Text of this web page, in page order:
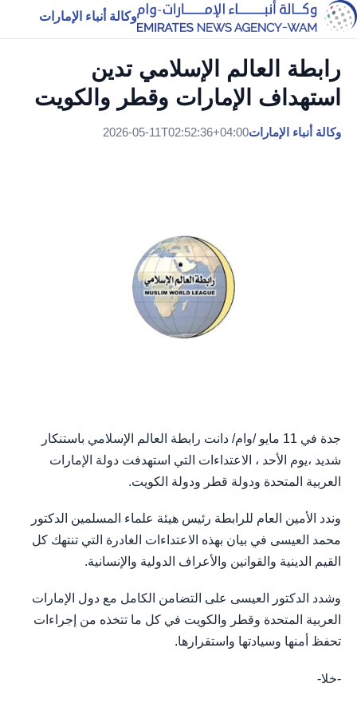
وكالة أنباء الإمارات
رابطة العالم الإسلامي تدين
استهداف الإمارات وقطر والكويت
وكالة أنباء الإمارات2026-05-11T02:52:36+04:00
جدة في 11 مايو /وام/ دانت رابطة العالم الإسلامي باستنكار
شديد ،يوم الأحد ، الاعتداءات التي استهدفت دولة الإمارات
العربية المتحدة ودولة قطر ودولة الكويت.
وندد الأمين العام للرابطة رئيس هيئة علماء المسلمين الدكتور
محمد العيسى في بيان بهذه الاعتداءات الغادرة التي تنتهك كل
القيم الدينية والقوانين والأعراف الدولية والإنسانية.
وشدد الدكتور العيسى على التضامن الكامل مع دول الإمارات
العربية المتحدة وقطر والكويت في كل ما تتخذه من إجراءات
تحفظ أمنها وسيادتها واستقرارها.
-خلا-